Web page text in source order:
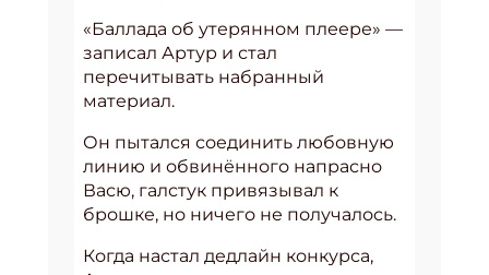
«Баллада об утерянном плеере» —
записал Артур и стал
перечитывать набранный
материал.
Он пытался соединить любовную
линию и обвинённого напрасно
Васю, галстук привязывал к
брошке, но ничего не получалось.
Когда настал дедлайн конкурса,